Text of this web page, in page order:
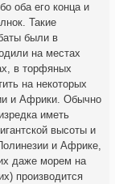
оба его конца и
Такие
были в
на местах
в торфяных
на некоторых
и Африки. Обычно
иметь
высоты и
и Африке,
даже морем на
производится